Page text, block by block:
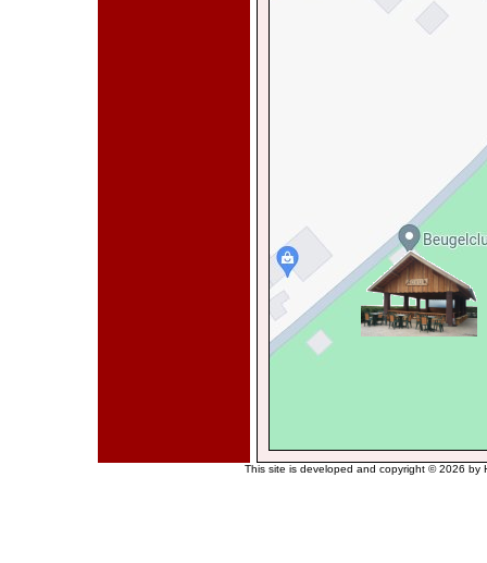
This site is developed and copyright © 2026 by